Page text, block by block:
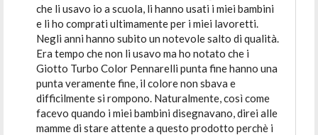
che li usavo io a scuola, li hanno usati i miei bambini
e li ho comprati ultimamente per i miei lavoretti.
Negli anni hanno subito un notevole salto di qualità.
Era tempo che non li usavo ma ho notato che i
Giotto Turbo Color Pennarelli punta fine hanno una
punta veramente fine, il colore non sbava e
difficilmente si rompono. Naturalmente, così come
facevo quando i miei bambini disegnavano, direi alle
mamme di stare attente a questo prodotto perchè i